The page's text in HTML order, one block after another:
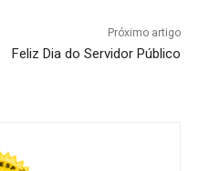
Próximo artigo
Feliz Dia do Servidor Público